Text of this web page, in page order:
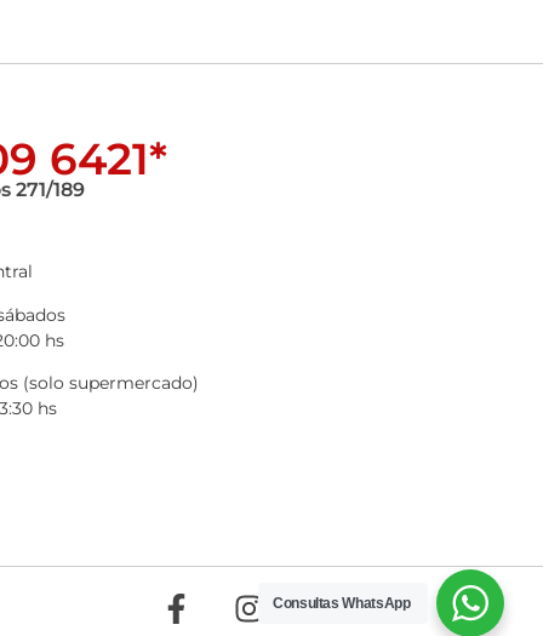
6421*
271/189
hs
(solo supermercado)
hs
Consultas WhatsApp